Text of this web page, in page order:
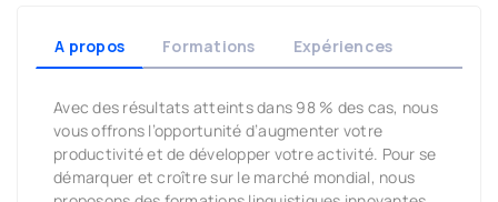
A propos Formations Expériences
Avec des résultats atteints dans 98 % des cas, nous
vous offrons l’opportunité d’augmenter votre
productivité et de développer votre activité. Pour se
démarquer et croître sur le marché mondial, nous